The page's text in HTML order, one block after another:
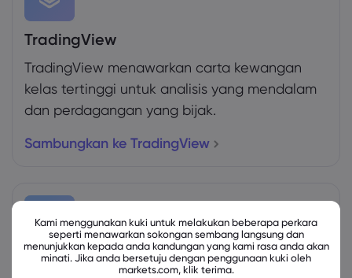
TradingView
TradingView menawarkan carta kewangan
kelas tertinggi untuk analisis yang mendalam
dan perdagangan yang bijak.
Sambungkan ke TradingView
Syarat Berdagang MT4&5
Kami menggunakan kuki untuk melakukan beberapa perkara
seperti menawarkan sokongan sembang langsung dan
menunjukkan kepada anda kandungan yang kami rasa anda akan
minati. Jika anda bersetuju dengan penggunaan kuki oleh
markets.com, klik terima.